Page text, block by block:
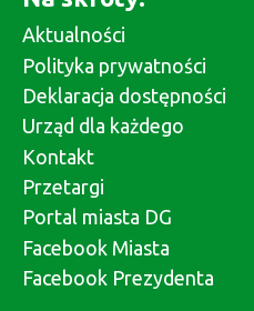
Aktualności
Polityka prywatności
Deklaracja dostępności
Urząd dla każdego
Kontakt
Przetargi
Portal miasta DG
Facebook Miasta
Facebook Prezydenta